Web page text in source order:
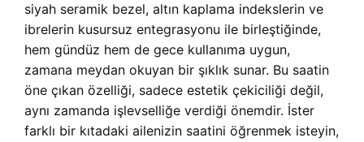
siyah seramik bezel, altın kaplama indekslerin ve
ibrelerin kusursuz entegrasyonu ile birleştiğinde,
hem gündüz hem de gece kullanıma uygun,
zamana meydan okuyan bir şıklık sunar. Bu saatin
öne çıkan özelliği, sadece estetik çekiciliği değil,
aynı zamanda işlevselliğe verdiği önemdir. İster
farklı bir kıtadaki ailenizin saatini öğrenmek isteyin,